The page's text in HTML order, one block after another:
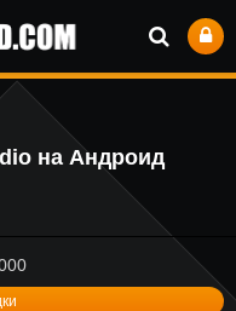
на Андроид